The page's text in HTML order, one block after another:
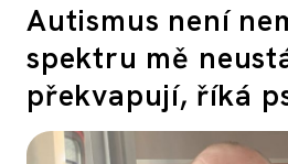
Autismus není
spektru mě
překvapují, říká